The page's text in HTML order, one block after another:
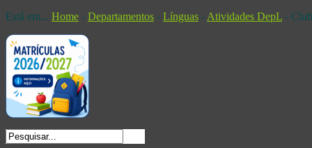
Está em... Home - Departamentos - Línguas - Atividades DepL -